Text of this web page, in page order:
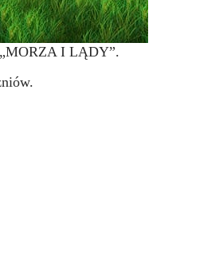
„MORZA I LĄDY”.